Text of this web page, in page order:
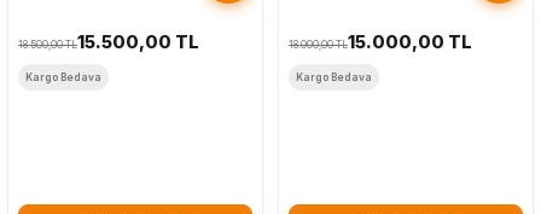
18.500,00 TL15.500,00 TL
Kargo Bedava
18.000,00 TL15.000,00 TL
Kargo Bedava